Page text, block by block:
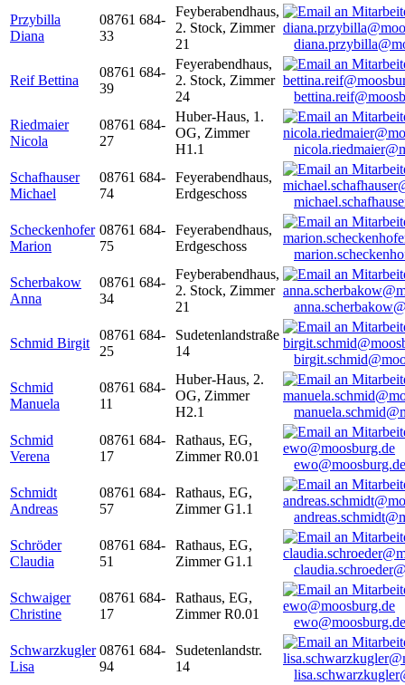
Przybilla
Diana
08761 684-
33
Feyberabendhaus,
2. Stock, Zimmer
21
Reif Bettina
08761 684-
39
Feyerabendhaus,
2. Stock, Zimmer
24
Riedmaier
Nicola
08761 684-
27
Huber-Haus, 1.
OG, Zimmer
H1.1
Schafhauser
Michael
08761 684-
74
Feyerabendhaus,
Erdgeschoss
Scheckenhofer
Marion
08761 684-
75
Feyerabendhaus,
Erdgeschoss
Scherbakow
Anna
08761 684-
34
Feyberabendhaus,
2. Stock, Zimmer
21
Schmid Birgit
08761 684-
25
Sudetenlandstraße
14
Schmid
Manuela
08761 684-
11
Huber-Haus, 2.
OG, Zimmer
H2.1
Schmid
Verena
08761 684-
17
Rathaus, EG,
Zimmer R0.01
ewo@moosburg.de
Schmidt
Andreas
08761 684-
57
Rathaus, EG,
Zimmer G1.1
Schröder
Claudia
08761 684-
51
Rathaus, EG,
Zimmer G1.1
Schwaiger
Christine
08761 684-
17
Rathaus, EG,
Zimmer R0.01
ewo@moosburg.de
Schwarzkugler
Lisa
08761 684-
94
Sudetenlandstr.
14